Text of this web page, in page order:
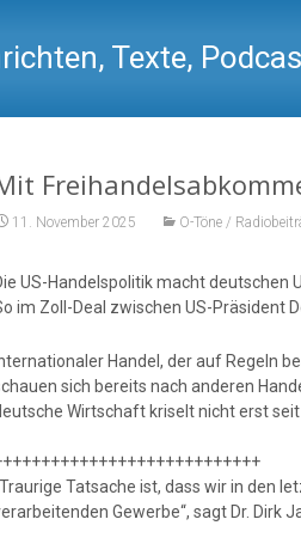
Texte,
11. November 2025 O-Töne /
US-Handelspolitik macht
im Zoll-Deal zwischen US-Präsident
Handel, der auf Regeln
sich bereits nach anderen
Wirtschaft kriselt nicht erst
Tatsache ist, dass wir in den
Gewerbe“, sagt Dr. Dirk